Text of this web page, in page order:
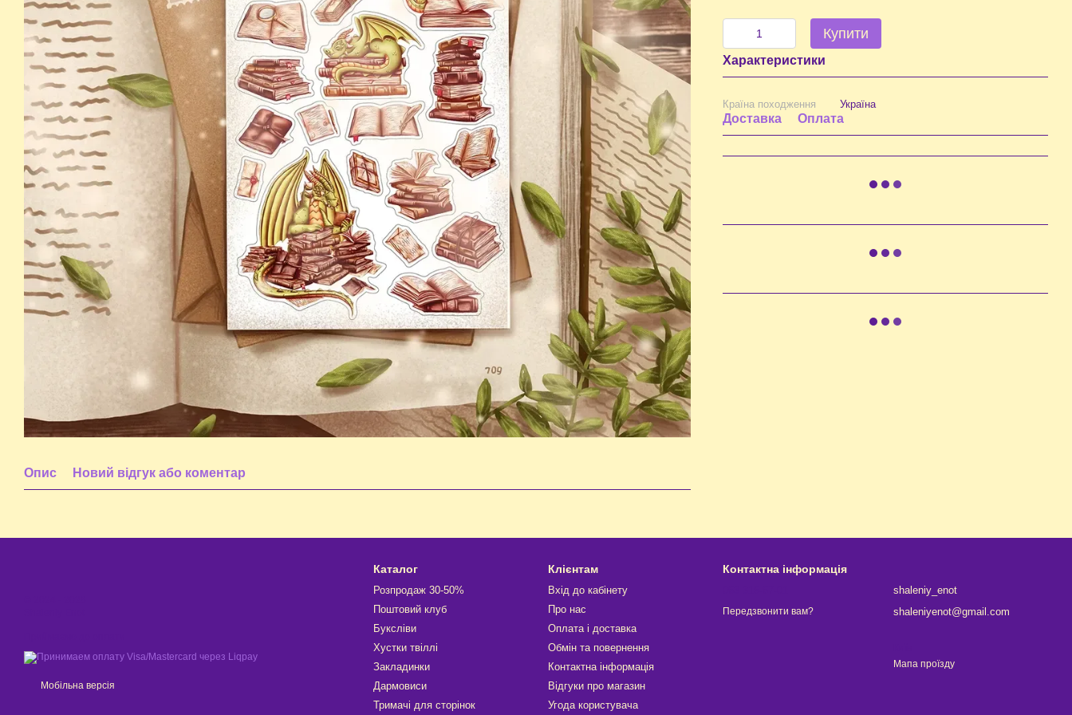
Опис Новий відгук або коментар
Купити
Характеристики
Країна походження Україна
Доставка Оплата
Мобільна версія
Каталог
Розпродаж 30-50%
Поштовий клуб
Буксліви
Хустки твіллі
Закладинки
Дармовиси
Тримачі для сторінок
Клієнтам
Вхід до кабінету
Про нас
Оплата і доставка
Обмін та повернення
Контактна інформація
Відгуки про магазин
Угода користувача
Контактна інформація
Передзвонити вам?
shaleniy_enot
shaleniyenot@gmail.com
Мапа проїзду